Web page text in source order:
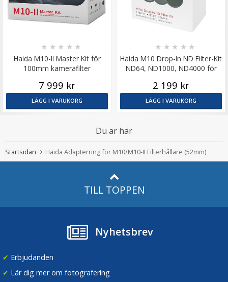
Haida M10-II Master Kit för
100mm kamerafilter
★ ★ ★ ★ ★
7 999 kr
LÄGG I VARUKORG
Haida M10 Drop-In ND Filter-Kit
ND64, ND1000, ND4000 för
★ ★ ★ ★ ★
2 199 kr
LÄGG I VARUKORG
Du är här
Startsidan Haida Adapterring för M10/M10-II Filterhållare (52mm)
TILL TOPPEN
Nyhetsbrev
✔ Erbjudanden
✔ Lär dig mer om fotografering